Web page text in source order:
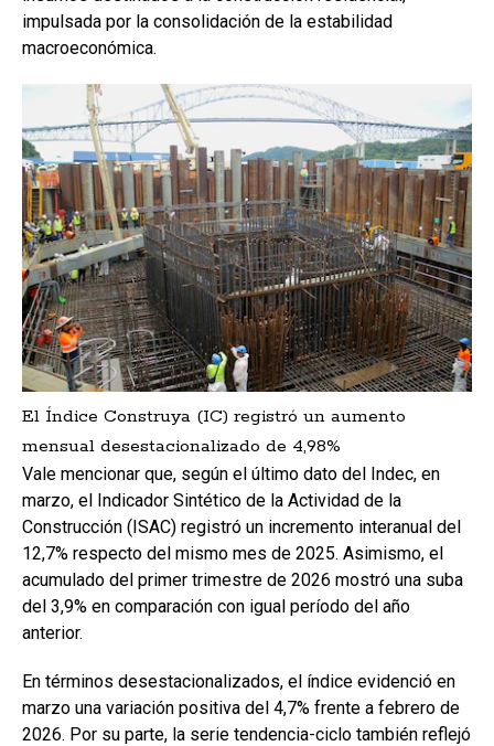
impulsada por la consolidación de la estabilidad
macroeconómica.
El Índice Construya (IC) registró un aumento
mensual desestacionalizado de 4,98%
Vale mencionar que, según el último dato del Indec, en
marzo, el Indicador Sintético de la Actividad de la
Construcción (ISAC) registró un incremento interanual del
12,7% respecto del mismo mes de 2025. Asimismo, el
acumulado del primer trimestre de 2026 mostró una suba
del 3,9% en comparación con igual período del año
anterior.
En términos desestacionalizados, el índice evidenció en
marzo una variación positiva del 4,7% frente a febrero de
2026. Por su parte, la serie tendencia-ciclo también reflejó